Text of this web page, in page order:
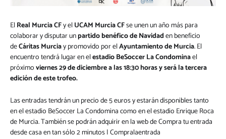
ElReal Murcia CFy elUCAM Murcia CFse unen un año más para
colaborar y disputar unpartido benéfico de Navidaden beneficio
deCáritas Murciay promovido por elAyuntamiento de Murcia. El
encuentro tendrá lugar en elestadio BeSoccer La Condominael
próximoviernes29 de diciembre a las 18:30 horas y será la tercera
edición de este trofeo.
Las entradas tendrán un precio de 5 euros y estarán disponibles tanto
en el estadio BeSoccer La Condomina como en el estadio Enrique Roca
de Murcia. También se podrán adquirir en la web deCompra tu entrada
desde casa en tan sólo 2 minutos | Compralaentrada